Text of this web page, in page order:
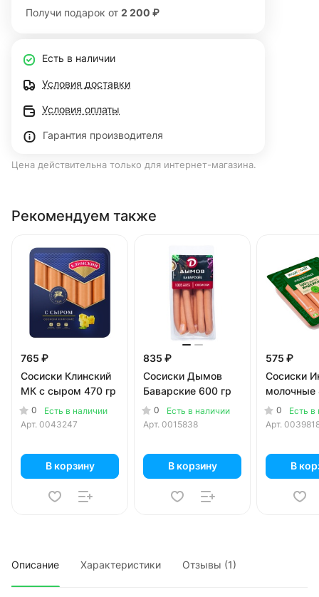
Получи подарок от 2 200 ₽
Есть в наличии
Условия доставки
Условия оплаты
Гарантия производителя
Цена действительна только для интернет-магазина.
Рекомендуем также
765 ₽
Сосиски Клинский
МК с сыром 470 гр
0
Есть в наличии
Арт. 0043247
В корзину
835 ₽
Сосиски Дымов
Баварские 600 гр
0
Есть в наличии
Арт. 0015838
В корзину
575 ₽
Сосиски
молочные
0
Есть в
Арт.
В
Описание Характеристики Отзывы (1)